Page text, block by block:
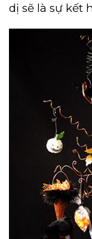
dị sẽ là sự kết